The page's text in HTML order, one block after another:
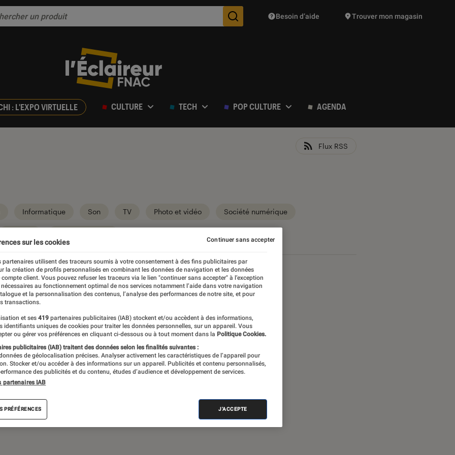
Des suggestions de produits vont vous être proposées
Besoin d’aide Trouver mon magasin
: L'EXPO VIRTUELLE CULTURE TECH POP CULTURE AGENDA
Flux RSS
Informatique Son TV Photo et vidéo Société numérique
audio, objets connectés… l’Éclaireur
l’actualité Tech décryptée, de nombreux
des tests de produits, réalisés par le
sur les cookies
partenaires utilisent des traceurs soumis à votre consentement à des fins publicitaires par
la création de profils personnalisés en combinant les données de navigation et les données
compte client. Vous pouvez refuser les traceurs via le lien "continuer sans accepter" à l’exception
au fonctionnement optimal de nos services notamment l’aide dans votre navigation
et la personnalisation des contenus, l’analyse des performances de notre site, et pour
transactions.
et ses 419 partenaires publicitaires (IAB) stockent et/ou accèdent à des informations,
identifiants uniques de cookies pour traiter les données personnelles, sur un appareil. Vous
ou gérer vos préférences en cliquant ci-dessous ou à tout moment dans la Politique Cookies.
publicitaires (IAB) traitent des données selon les finalités suivantes :
de géolocalisation précises. Analyser activement les caractéristiques de l’appareil pour
Stocker et/ou accéder à des informations sur un appareil. Publicités et contenu personnalisés,
des publicités et du contenu, études d’audience et développement de services.
partenaires IAB
PRÉFÉRENCES J'ACCEPTE
Continuer sans accepter